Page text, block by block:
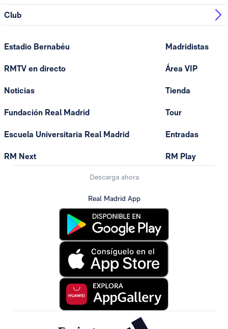
Club
Estadio Bernabéu
RMTV en directo
Noticias
Fundación Real Madrid
Escuela Universitaria Real Madrid
RM Next
Madridistas
Área VIP
Tienda
Tour
Entradas
RM Play
Descarga ahora
Real Madrid App